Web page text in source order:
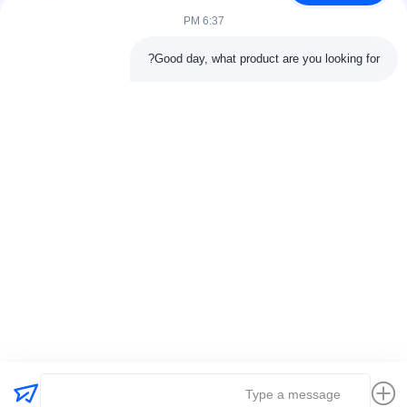
وخطوط الأنابيب، وخطوط...
الصفحة الرئيسية
منتجات
6:37 PM
Good day, what product are you looking for?